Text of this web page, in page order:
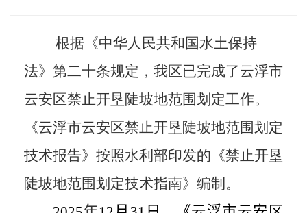
根据《中华人民共和国水土保持
法》第二十条规定，我区已完成了云浮市
云安区禁止开垦陡坡地范围划定工作。
《云浮市云安区禁止开垦陡坡地范围划定
技术报告》按照水利部印发的《禁止开垦
陡坡地范围划定技术指南》编制。